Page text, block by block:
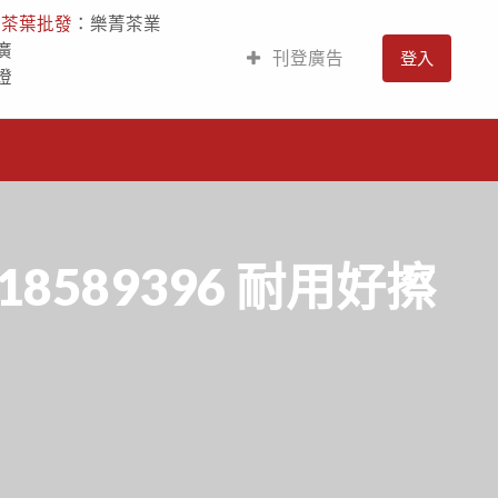
茶葉批發 ：樂菁茶業
刊登廣告 登入
耐用好擦